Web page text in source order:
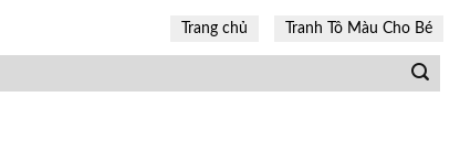
Trang chủ Tranh Tô Màu Cho Bé